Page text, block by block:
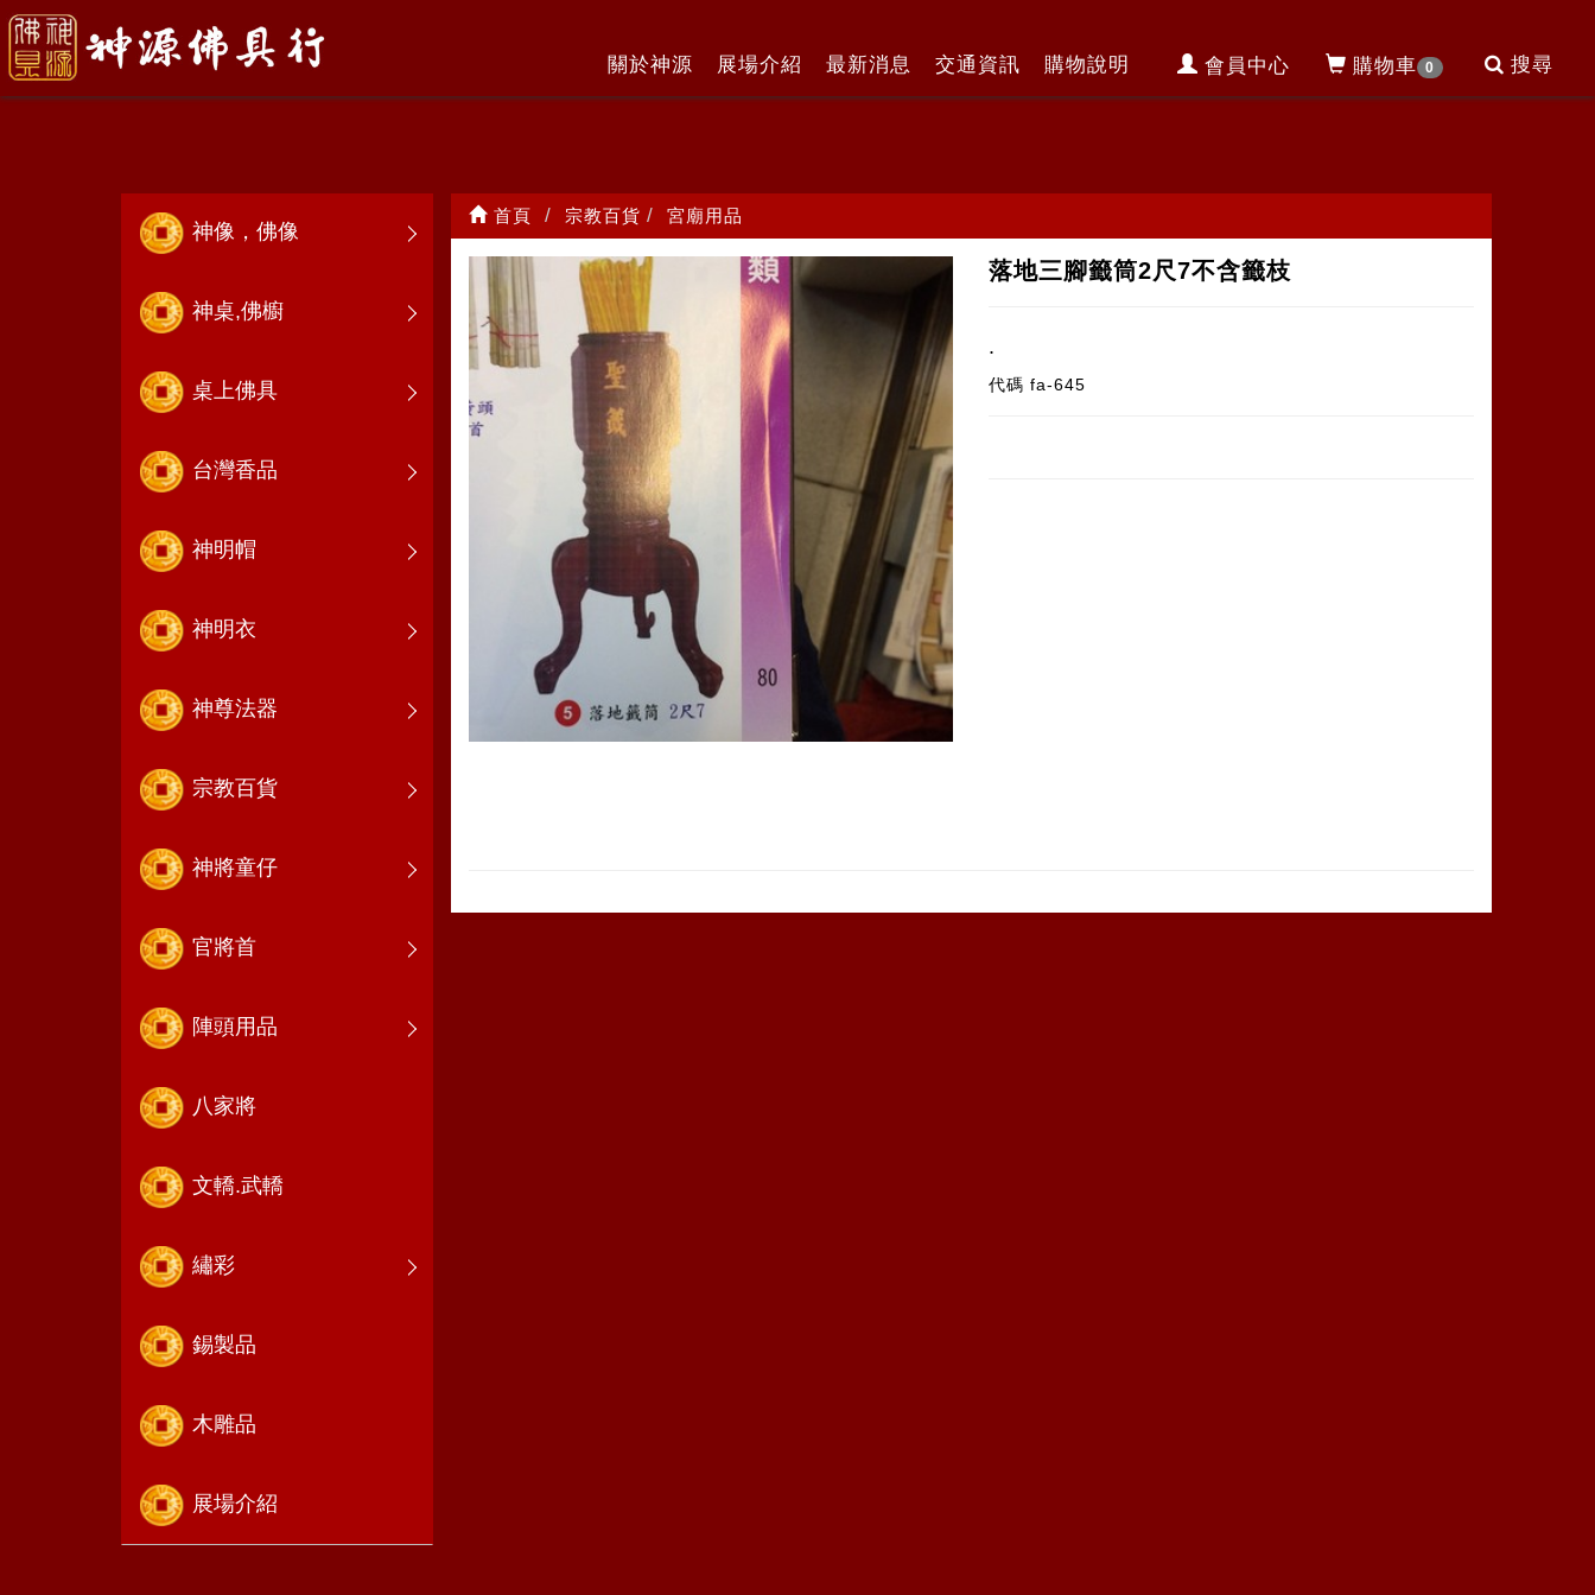
會員中心 購物車 0 搜尋
關於神源 展場介紹 最新消息 交通資訊 購物說明
宮廟用品
神像，佛像
神桌,佛櫥
桌上佛具
台灣香品
神明帽
神明衣
神尊法器
宗教百貨
神將童仔
官將首
陣頭用品
八家將
文轎.武轎
繡彩
錫製品
木雕品
展場介紹
首頁 宗教百貨 宮廟用品
落地三腳籤筒2尺7不含籤枝
.
代碼fa-645